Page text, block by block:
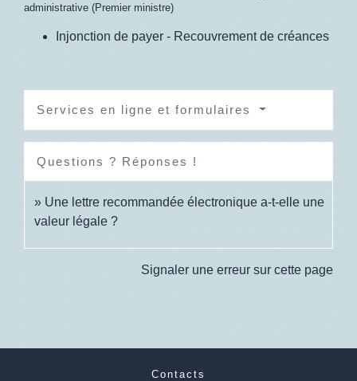
administrative (Premier ministre)
Injonction de payer - Recouvrement de créances
Services en ligne et formulaires
Questions ? Réponses !
Une lettre recommandée électronique a-t-elle une
valeur légale ?
Signaler une erreur sur cette page
Contacts